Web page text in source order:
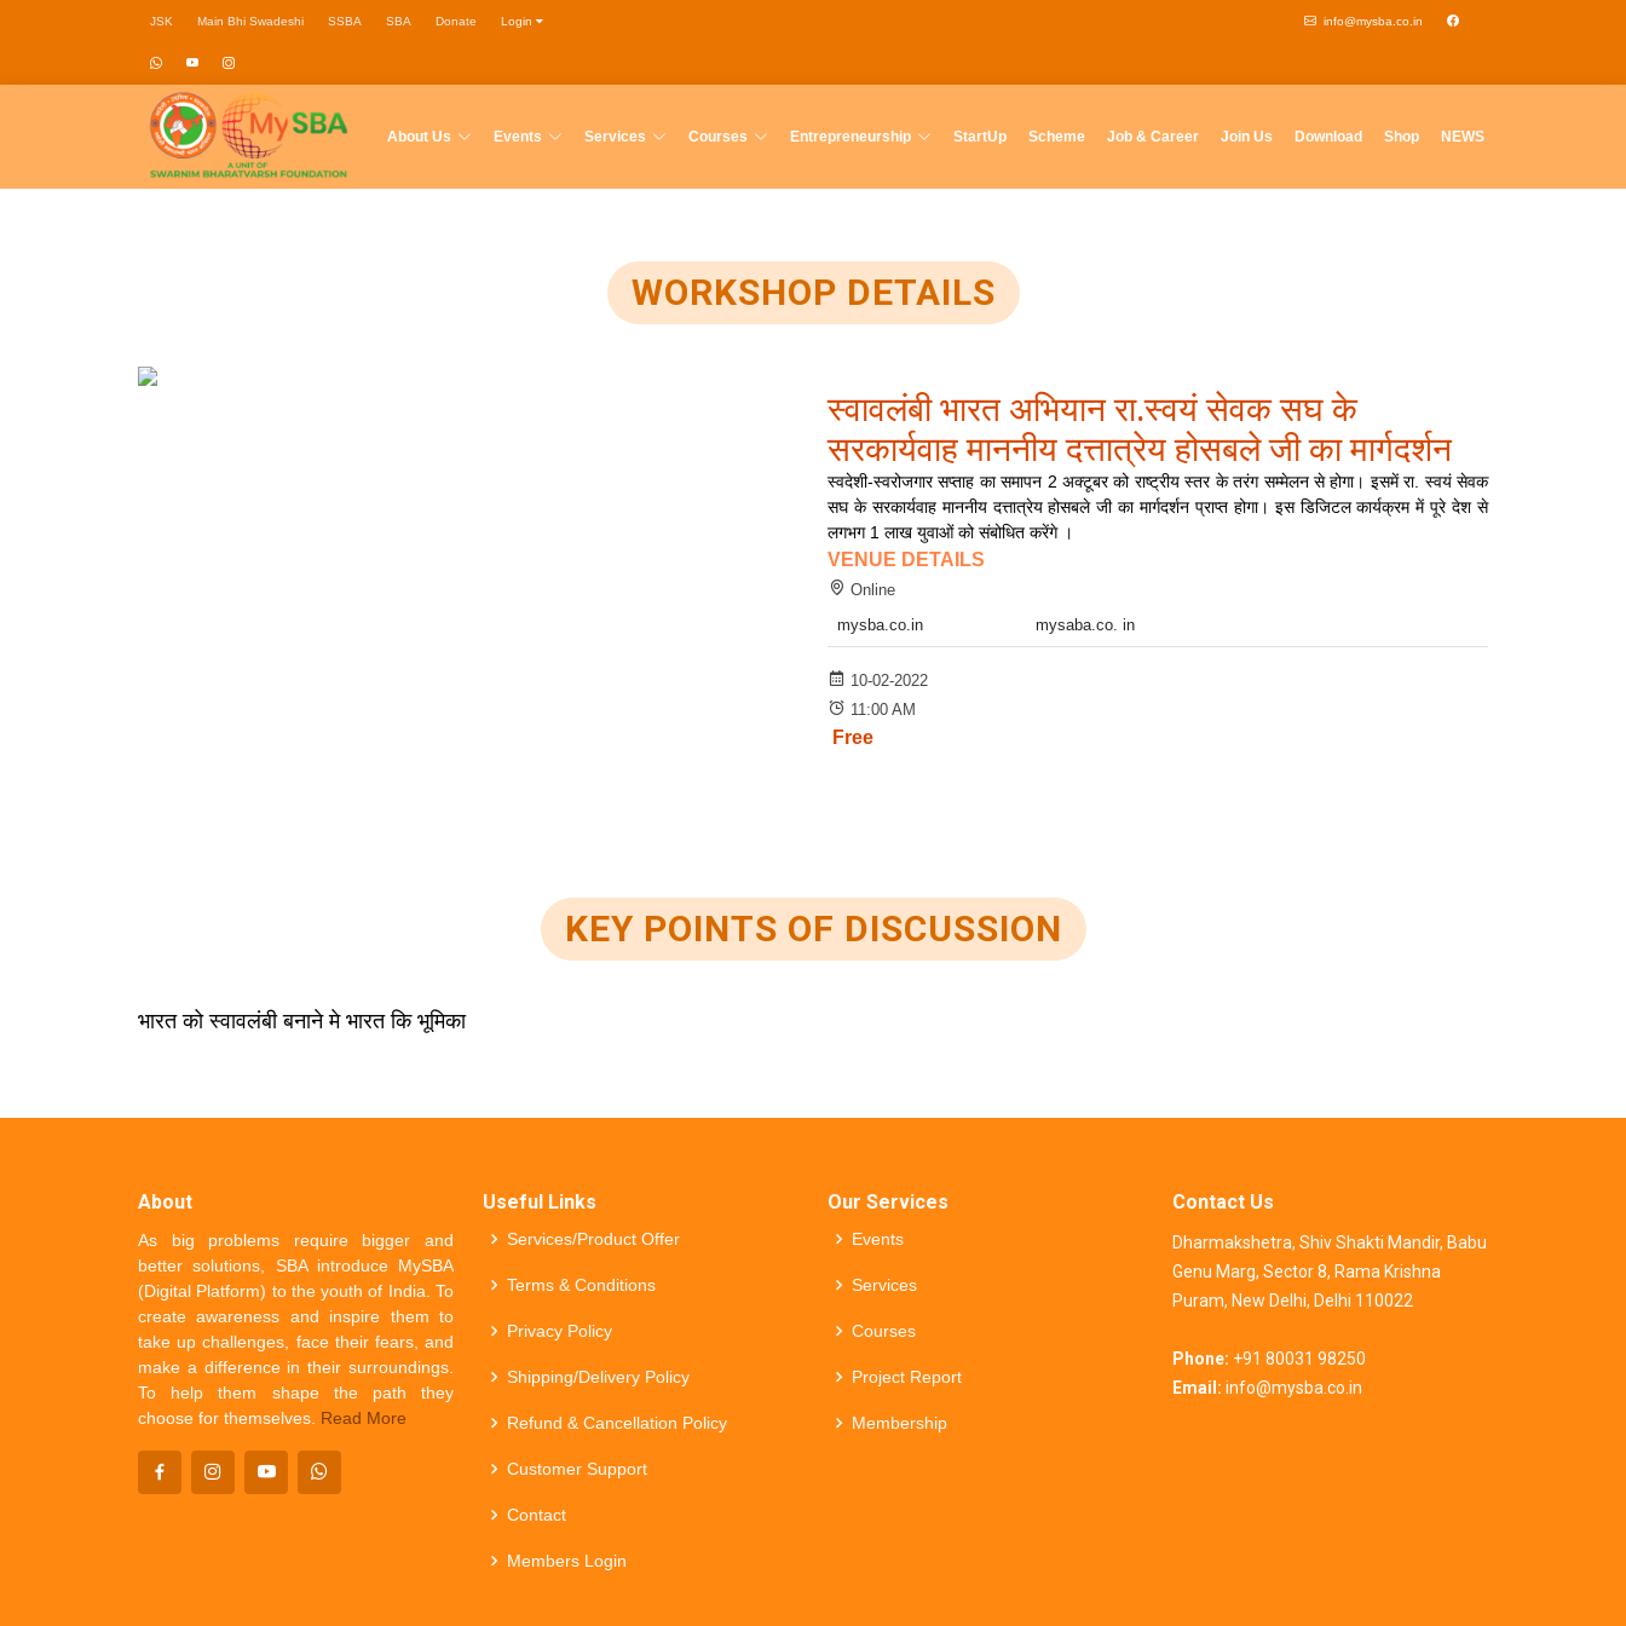
JSK Main Bhi Swadeshi SSBA SBA Donate Login info@mysba.co.in
About Us Events Services Courses Entrepreneurship StartUp Scheme Job & Career Join Us Download Shop NEWS
WORKSHOP DETAILS
स्वावलंबी भारत अभियान रा.स्वयं सेवक सघ के
सरकार्यवाह माननीय दत्तात्रेय होसबले जी का मार्गदर्शन
स्वदेशी-स्वरोजगार सप्ताह का समापन 2 अक्टूबर को राष्ट्रीय स्तर के तरंग सम्मेलन से होगा। इसमें रा. स्वयं सेवक
सघ के सरकार्यवाह माननीय दत्तात्रेय होसबले जी का मार्गदर्शन प्राप्त होगा। इस डिजिटल कार्यक्रम में पूरे देश से
लगभग 1 लाख युवाओं को संबोधित करेंगे ।
VENUE DETAILS
Online
mysba.co.in
mysaba.co. in
10-02-2022
11:00 AM
Free
KEY POINTS OF DISCUSSION
भारत को स्वावलंबी बनाने मे भारत कि भूमिका
About
As big problems require bigger and
better solutions, SBA introduce MySBA
(Digital Platform) to the youth of India. To
create awareness and inspire them to
take up challenges, face their fears, and
make a difference in their surroundings.
To help them shape the path they
choose for themselves. Read More
Useful Links
Services/Product Offer
Terms & Conditions
Privacy Policy
Shipping/Delivery Policy
Refund & Cancellation Policy
Customer Support
Contact
Members Login
Our Services
Events
Services
Courses
Project Report
Membership
Contact Us
Dharmakshetra, Shiv Shakti Mandir, Babu
Genu Marg, Sector 8, Rama Krishna
Puram, New Delhi, Delhi 110022
Phone: +91 80031 98250
Email: info@mysba.co.in